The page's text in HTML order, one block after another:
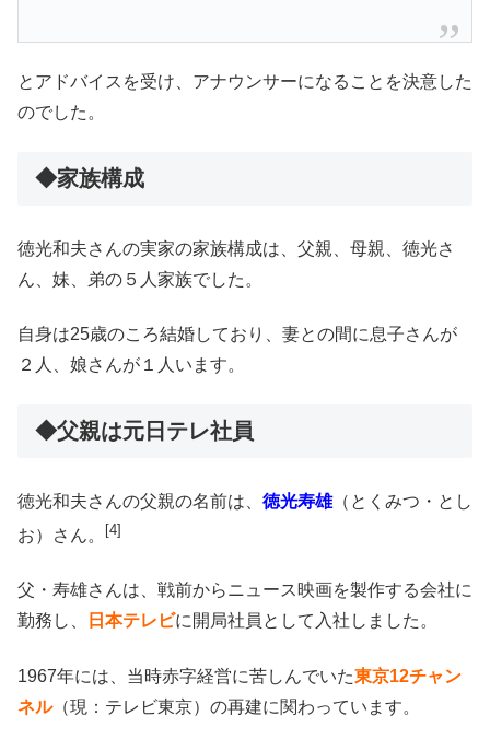
とアドバイスを受け、アナウンサーになることを決意した
のでした。
◆家族構成
徳光和夫さんの実家の家族構成は、父親、母親、徳光さ
ん、妹、弟の５人家族でした。
自身は25歳のころ結婚しており、妻との間に息子さんが
２人、娘さんが１人います。
◆父親は元日テレ社員
徳光和夫さんの父親の名前は、 徳光寿雄（とくみつ・とし
お）さん。
[4]
父・寿雄さんは、戦前からニュース映画を製作する会社に
勤務し、
日本テレビに開局社員として入社しました。
1967年には、当時赤字経営に苦しんでいた東京12チャン
ネル（現：テレビ東京）の再建に関わっています。